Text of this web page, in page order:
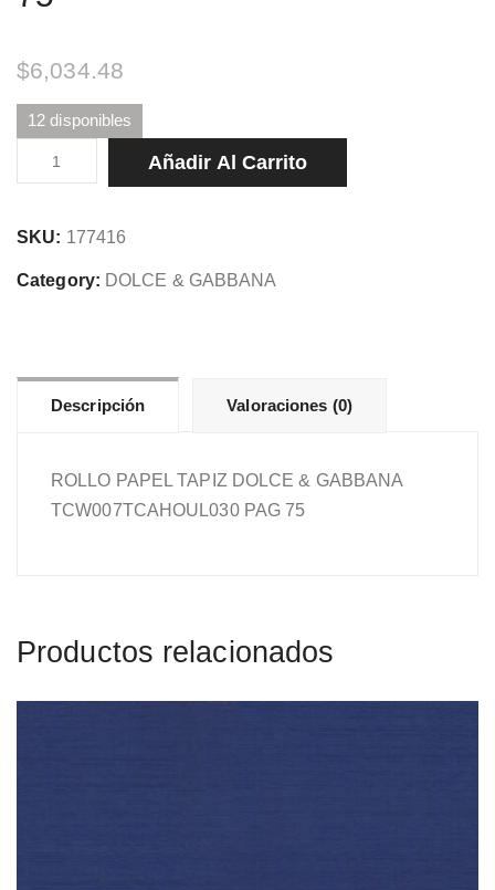
$6,034.48
12 disponibles
ROLLO
PAPEL
DOLCE
&
Añadir Al Carrito
SKU: 177416
Category: DOLCE & GABBANA
Descripción Valoraciones (0)
ROLLO PAPEL TAPIZ DOLCE & GABBANA
TCW007TCAHOUL030 PAG 75
Productos relacionados